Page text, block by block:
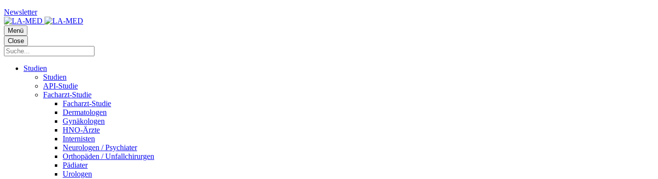
Newsletter
Menü
Close
Studien
Studien
API-Studie
Facharzt-Studie
Facharzt-Studie
Dermatologen
Gynäkologen
HNO-Ärzte
Internisten
Neurologen / Psychiater
Orthopäden / Unfallchirurgen
Pädiater
Urologen